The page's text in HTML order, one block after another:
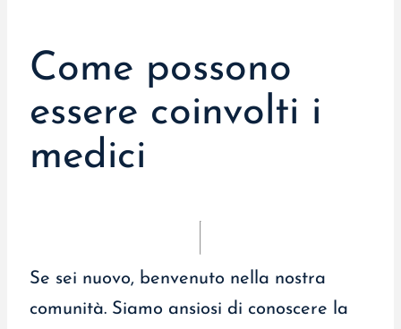
Come possono
essere coinvolti i
medici
Se sei nuovo, benvenuto nella nostra
comunità. Siamo ansiosi di conoscere la